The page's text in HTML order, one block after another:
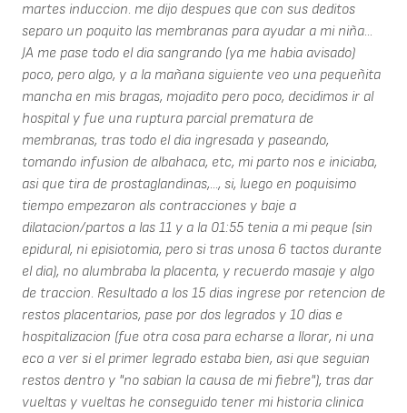
martes induccion. me dijo despues que con sus deditos
separo un poquito las membranas para ayudar a mi niña...
JA me pase todo el dia sangrando (ya me habia avisado)
poco, pero algo, y a la mañana siguiente veo una pequeñita
mancha en mis bragas, mojadito pero poco, decidimos ir al
hospital y fue una ruptura parcial prematura de
membranas, tras todo el dia ingresada y paseando,
tomando infusion de albahaca, etc, mi parto nos e iniciaba,
asi que tira de prostaglandinas,..., si, luego en poquisimo
tiempo empezaron als contracciones y baje a
dilatacion/partos a las 11 y a la 01:55 tenia a mi peque (sin
epidural, ni episiotomia, pero si tras unosa 6 tactos durante
el dia), no alumbraba la placenta, y recuerdo masaje y algo
de traccion. Resultado a los 15 dias ingrese por retencion de
restos placentarios, pase por dos legrados y 10 dias e
hospitalizacion (fue otra cosa para echarse a llorar, ni una
eco a ver si el primer legrado estaba bien, asi que seguian
restos dentro y "no sabian la causa de mi fiebre"), tras dar
vueltas y vueltas he conseguido tener mi historia clinica